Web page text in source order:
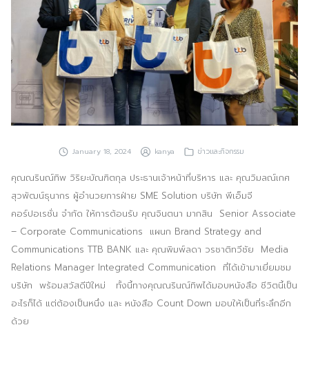
ติดต่อเรา
บริการของเรา
ประชาสัมพันธ์ผ่านสื่อออฟไลน์และสื่อออนไลน์
ผลงานของเรา
หน้าแรก
อบรมสัมมนาออฟไลน์และออนไลน์
January 18, 2024 kanya ข่าวและกิจกรรม
คุณณรินณ์ทิพ วิริยะบัณฑิตกุล ประธานเจ้าหน้าที่บริหาร และ คุณวิมลณ์เกศ
สุวพัฒน์ธุนากร ผู้อำนวยการฝ่าย SME Solution บริษัท พีเอ็มจี
คอร์ปอเรชั่น จำกัด ให้การต้อนรับ คุณจินตนา​ มากสิน Senior Associate
– Corporate Communications แผนก Brand Strategy and
Communications TTB BANK และ คุณพิมพ์ลดา วรชาติทวีชัย Media
Relations Manager Integrated Communication ที่ได้เข้ามาเยี่ยมชม
บริษัท พร้อมสวัสดีปีใหม่ ทั้งนี้ทางคุณณรินณ์ทิพได้มอบหนังสือ ชีวิตนี้เป็น
อะไรก็ได้ แต่ต้องเป็นหนึ่ง และ หนังสือ Count Down มอบให้เป็นที่ระลึกอีก
ด้วย